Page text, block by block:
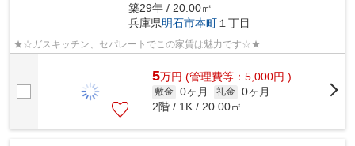
築29年 / 20.00㎡
兵庫県明石市本町 １丁目
★☆ガスキッチン、セパレートでこの家賃は魅力です☆★
5万円 (管理費等：5,000円 )
敷金 0ヶ月 礼金 0ヶ月
2階 / 1K / 20.00㎡